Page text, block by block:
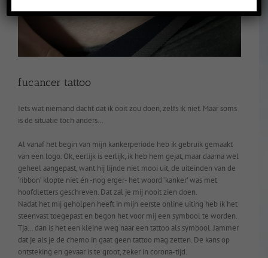
fucancer tattoo
Iets wat niemand dacht dat ik ooit zou doen, zelfs ik niet. Maar soms
is de situatie toch anders…
Al vanaf het begin van mijn kankerperiode heb ik gebruik gemaakt
van een logo. Ok, eerlijk is eerlijk, ik heb hem gejat, maar daarna wel
geheel aangepast, want hij lijnde niet mooi uit, de uiteinden van de
‘ribbon’ klopte niet én -nog erger- het woord ‘kanker’ was met
hoofdletters geschreven. Dat zal je mij nooit zien doen.
Nadat het mij geholpen heeft in mijn eerste online uiting heb ik het
steenvast toegepast en begon het voor mij een symbool te worden.
Tja… dan is het een kleine weg naar een tattoo als symbool. Jammer
dat je als je de chemo in gaat geen tattoo mag zetten. De kans op
ontsteking en gevaar is te groot, zeker in corona-tijd.